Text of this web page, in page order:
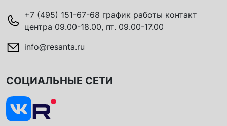
+7 (495) 151-67-68 график работы контакт
центра 09.00-18.00, пт. 09.00-17.00
info@resanta.ru
СОЦИАЛЬНЫЕ СЕТИ